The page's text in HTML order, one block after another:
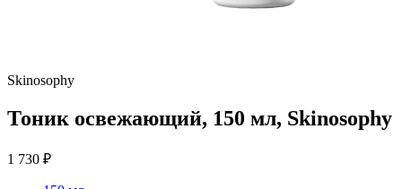
Skinosophy
Тоник освежающий, 150 мл, Skinosophy
1 730 ₽